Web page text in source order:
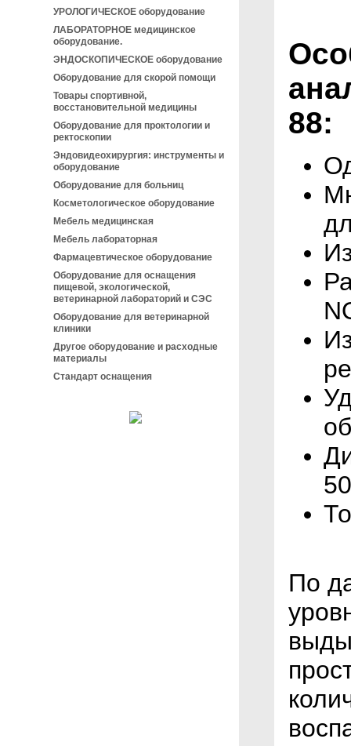
УРОЛОГИЧЕСКОЕ оборудование
ЛАБОРАТОРНОЕ медицинское
оборудование.
ЭНДОСКОПИЧЕСКОЕ оборудование
Оборудование для скорой помощи
Товары спортивной,
восстановительной медицины
Оборудование для проктологии и
ректоскопии
Эндовидеохирургия: инструменты и
оборудование
Оборудование для больниц
Косметологическое оборудование
Мебель медицинская
Мебель лабораторная
Фармацевтическое оборудование
Оборудование для оснащения
пищевой, экологической,
ветеринарной лабораторий и СЭС
Оборудование для ветеринарной
клиники
Другое оборудование и расходные
материалы
Стандарт оснащения
88:
По